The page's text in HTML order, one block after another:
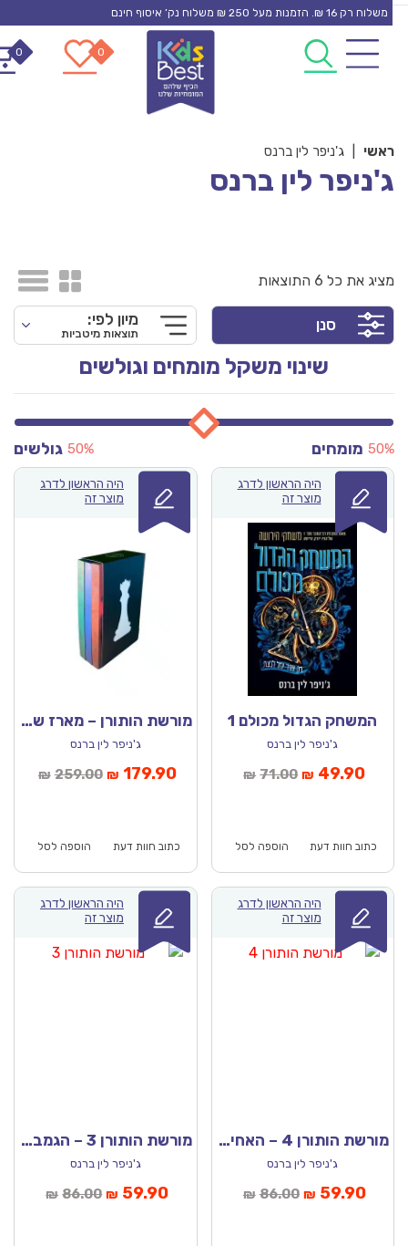
משלוח רק 16 ₪. הזמנות מעל 250 ₪ משלוח נק’ איסוף חינם
0
0
| ג'ניפר לין ברנס
לין ברנס
את כל 6 התוצאות
סנן מיון לפי:
תוצאות מיטביות
שינוי משקל מומחים וגולשים
מומחים גולשים 50%
היה הראשון לדרג
מוצר זה
המשחק הגדול מכולם 1
ג'ניפר לין ברנס
₪ 71.00המחיר
₪71.00.
₪ 49.90
כתוב חוות דעת הוספה לסל
היה הראשון לדרג
מוצר זה
מורשת הותורן – מארז שלושת הספרים
ג'ניפר לין ברנס
₪ 259.00המחיר
₪ 179.90
₪179.90.
כתוב חוות דעת הוספה לסל
היה הראשון לדרג
מוצר זה
מורשת הותורן 4 – האחים הותורן
ג'ניפר לין ברנס
₪ 86.00המחיר
₪ 59.90
היה הראשון לדרג
מוצר זה
מורשת הותורן 3 – הגמביט האחרון
ג'ניפר לין ברנס
₪ 86.00המחיר
₪ 59.90